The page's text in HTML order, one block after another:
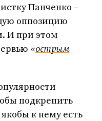
Панченко –
оппозицию
И при этом
«острым
подкрепить
к нему есть